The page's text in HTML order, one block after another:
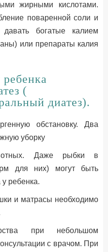
жирными кислотами.
поваренной соли и
давать богатые калием
или препараты калия
(
диатез).
обстановку. Два
уборку
Даже рыбки в
для них) могут быть
у ребенка.
и матрасы необходимо
при небольшом
с врачом. При